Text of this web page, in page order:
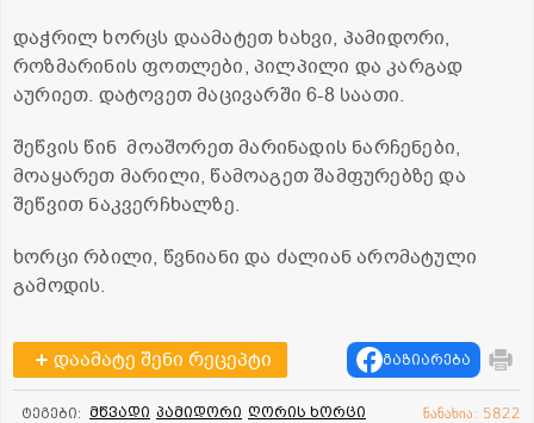
დაჭრილ ხორცს დაამატეთ ხახვი, პამიდორი,
როზმარინის ფოთლები, პილპილი და კარგად
აურიეთ. დატოვეთ მაცივარში 6-8 საათი.
შეწვის წინ მოაშორეთ მარინადის ნარჩენები,
მოაყარეთ მარილი, წამოაგეთ შამფურებზე და
შეწვით ნაკვერჩხალზე.
ხორცი რბილი, წვნიანი და ძალიან არომატული
გამოდის.
დაამატე შენი რეცეპტი გაზიარება
ტეგები: მწვადი პამიდორი ღორის ხორცი ნანახია: 5822